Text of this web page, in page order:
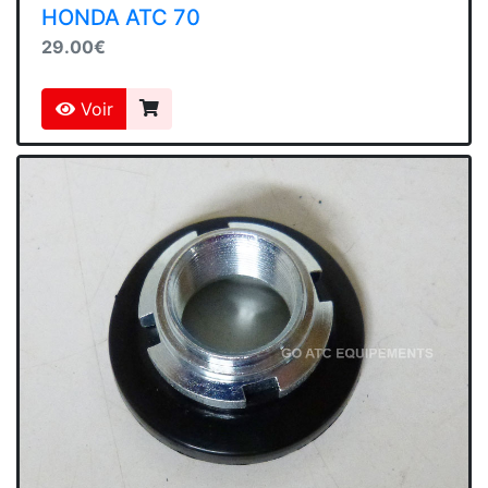
HONDA ATC 70
29.00€
Voir